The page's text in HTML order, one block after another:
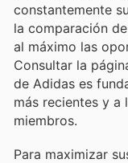
constantemente
la comparación
al máximo las
Consultar la
de Adidas es
más recientes y a
miembros.
Para maximizar